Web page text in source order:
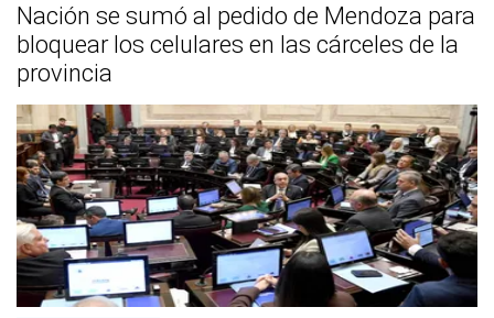
Nación se sumó al pedido de Mendoza para
bloquear los celulares en las cárceles de la
provincia